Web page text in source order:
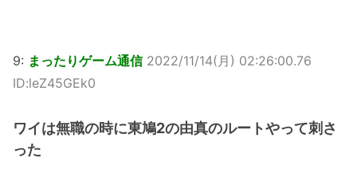
9: まったりゲーム通信 2022/11/14(月) 02:26:00.76
ID:leZ45GEk0
ワイは無職の時に東鳩2の由真のルートやって刺さ
った